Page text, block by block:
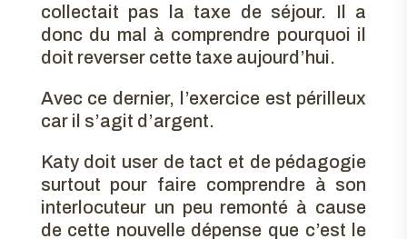
collectait pas la taxe de séjour. Il a
donc du mal à comprendre pourquoi il
doit reverser cette taxe aujourd’hui.
Avec ce dernier, l’exercice est périlleux
car il s’agit d’argent.
Katy doit user de tact et de pédagogie
surtout pour faire comprendre à son
interlocuteur un peu remonté à cause
de cette nouvelle dépense que c’est le